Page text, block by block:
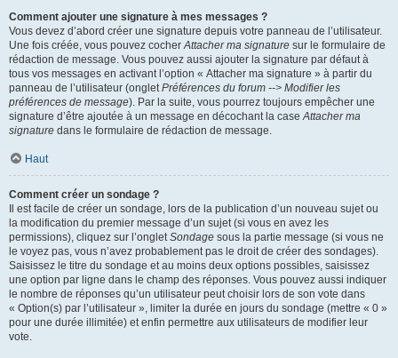
Comment ajouter une signature à mes messages ?
Vous devez d’abord créer une signature depuis votre panneau de l’utilisateur.
Une fois créée, vous pouvez cocherAttacher ma signature sur le formulaire de
rédaction de message. Vous pouvez aussi ajouter la signature par défaut à
tous vos messages en activant l’option « Attacher ma signature » à partir du
panneau de l’utilisateur (ongletPréférences du forum --> Modifier les
préférences de message). Par la suite, vous pourrez toujours empêcher une
signature d’être ajoutée à un message en décochant la caseAttacher ma
signature dans le formulaire de rédaction de message.
Haut
Comment créer un sondage ?
Il est facile de créer un sondage, lors de la publication d’un nouveau sujet ou
la modification du premier message d’un sujet (si vous en avez les
permissions), cliquez sur l’ongletSondage sous la partie message (si vous ne
le voyez pas, vous n’avez probablement pas le droit de créer des sondages).
Saisissez le titre du sondage et au moins deux options possibles, saisissez
une option par ligne dans le champ des réponses. Vous pouvez aussi indiquer
le nombre de réponses qu’un utilisateur peut choisir lors de son vote dans
« Option(s) par l’utilisateur », limiter la durée en jours du sondage (mettre « 0 »
pour une durée illimitée) et enfin permettre aux utilisateurs de modifier leur
vote.